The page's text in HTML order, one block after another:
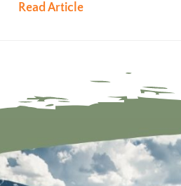
Read Article